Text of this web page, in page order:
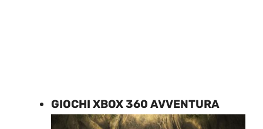
GIOCHI XBOX 360 AVVENTURA